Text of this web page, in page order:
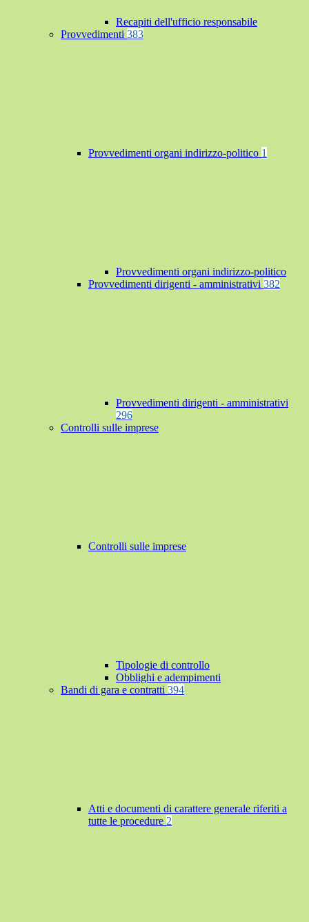
Recapiti dell'ufficio responsabile
Provvedimenti 383
Provvedimenti organi indirizzo-politico 1
Provvedimenti organi indirizzo-politico
Provvedimenti dirigenti - amministrativi 382
Provvedimenti dirigenti - amministrativi
296
Controlli sulle imprese
Controlli sulle imprese
Tipologie di controllo
Obblighi e adempimenti
Bandi di gara e contratti 394
Atti e documenti di carattere generale riferiti a
tutte le procedure 2